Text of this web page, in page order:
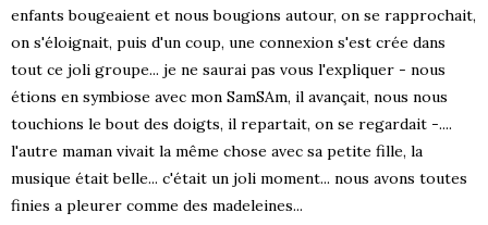
enfants bougeaient et nous bougions autour, on se rapprochait,
on s'éloignait, puis d'un coup, une connexion s'est crée dans
tout ce joli groupe... je ne saurai pas vous l'expliquer - nous
étions en symbiose avec mon SamSAm, il avançait, nous nous
touchions le bout des doigts, il repartait, on se regardait -....
l'autre maman vivait la même chose avec sa petite fille, la
musique était belle... c'était un joli moment... nous avons toutes
finies a pleurer comme des madeleines...
!